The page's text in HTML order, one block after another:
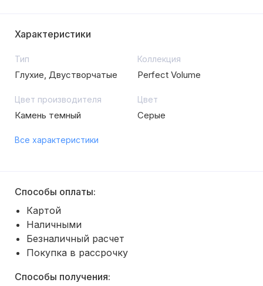
Характеристики
Тип
Глухие, Двустворчатые
Коллекция
Perfect Volume
Цвет производителя
Камень темный
Цвет
Серые
Все характеристики
Способы оплаты:
Картой
Наличными
Безналичный расчет
Покупка в рассрочку
Способы получения: